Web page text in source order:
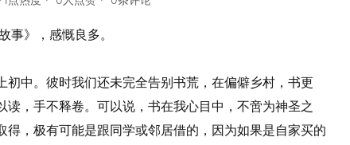
》，感慨良多。
中。彼时我们还未完全告别书荒，在偏僻乡村，书更
，手不释卷。可以说，书在我心目中，不啻为神圣之
，极有可能是跟同学或邻居借的，因为如果是自家买的